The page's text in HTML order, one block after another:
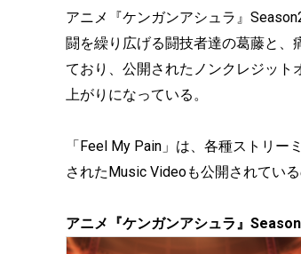
アニメ『ケンガンアシュラ』
闘を繰り広げる闘技者達の葛藤と、
ており、公開されたノンクレジッ
上がりになっている。
「Feel My Pain」は、各種ストリ
されたMusic Videoも公開されてい
アニメ『ケンガンアシュラ』